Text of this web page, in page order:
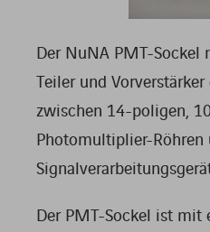
Der NuNA PMT-
Teiler und
zwischen 14-poligen,
Photomultiplier-
Der PMT-Sockel ist mit